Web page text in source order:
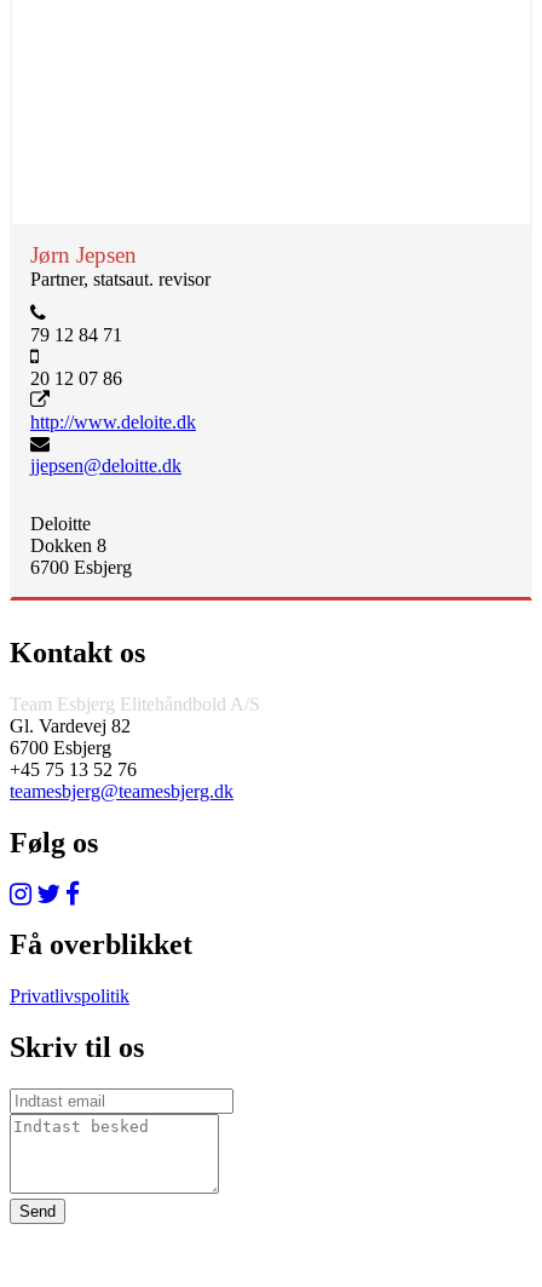
Jørn Jepsen
Partner, statsaut. revisor
79 12 84 71
20 12 07 86
http://www.deloite.dk
jjepsen@deloitte.dk
Deloitte
Dokken 8
6700 Esbjerg
Kontakt os
Team Esbjerg Elitehåndbold A/S
Gl. Vardevej 82
6700 Esbjerg
+45 75 13 52 76
teamesbjerg@teamesbjerg.dk
Følg os
Få overblikket
Privatlivspolitik
Skriv til os